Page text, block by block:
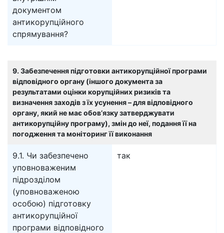
документом
антикорупційного
спрямування?
9. Забезпечення підготовки антикорупційної програми
відповідного органу (іншого документа за
результатами оцінки корупційних ризиків та
визначення заходів з їх усунення – для відповідного
органу, який не має обов’язку затверджувати
антикорупційну програму), змін до неї, подання її на
погодження та моніторинг її виконання
9.1. Чи забезпечено
уповноваженим
підрозділом
(уповноваженою
особою) підготовку
антикорупційної
програми відповідного
так